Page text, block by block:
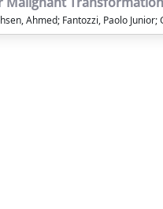
Ahmed; Fantozzi, Paolo